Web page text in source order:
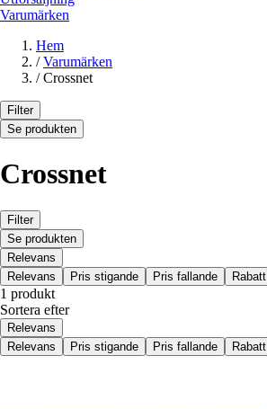
Varumärken
Hem
/ Varumärken
/ Crossnet
Filter
Se produkten
Crossnet
Filter
Se produkten
Relevans
Relevans
Pris stigande Pris fallande Rabatt
1 produkt
Sortera efter
Relevans
Relevans
Pris stigande Pris fallande Rabatt